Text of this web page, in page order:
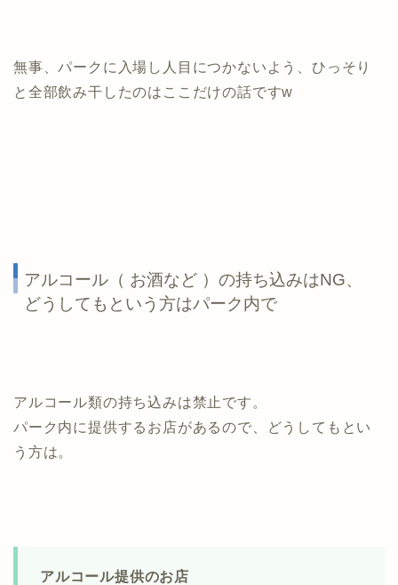
無事、パークに入場し人目につかないよう、ひっそり
と全部飲み干したのはここだけの話ですw
アルコール（ お酒など ）の持ち込みはNG、
どうしてもという方はパーク内で
アルコール類の持ち込みは禁止です。
パーク内に提供するお店があるので、どうしてもとい
う方は。
アルコール提供のお店